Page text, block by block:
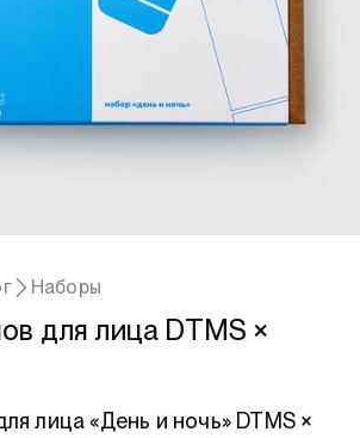
Наборы
для лица DTMS ×
лица «День и ночь» DTMS ×